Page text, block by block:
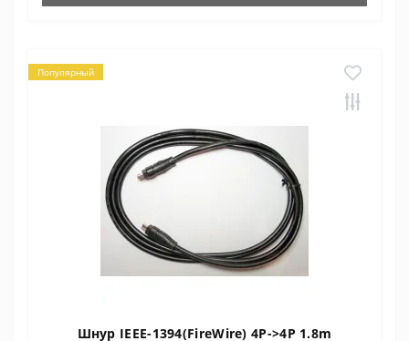
Популярный
Шнур IEEE-1394(FireWire) 4P->4P 1.8m